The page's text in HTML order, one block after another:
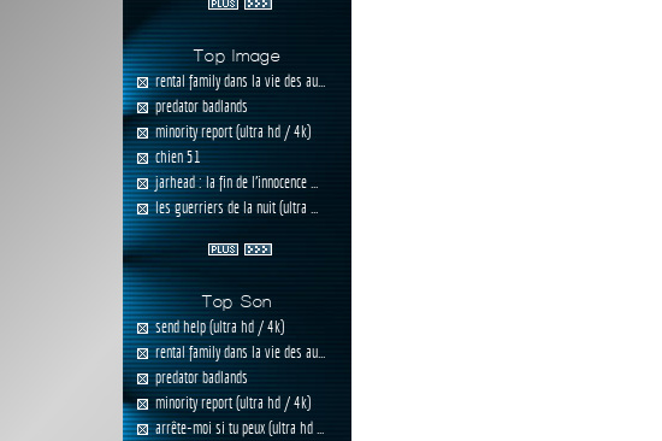
Top Image
rental family dans la vie des au...
predator badlands
minority report (ultra hd / 4k)
chien 51
jarhead : la fin de l'innocence ...
les guerriers de la nuit (ultra ...
Top Son
send help (ultra hd / 4k)
rental family dans la vie des au...
predator badlands
minority report (ultra hd / 4k)
arrête-moi si tu peux (ultra hd ...